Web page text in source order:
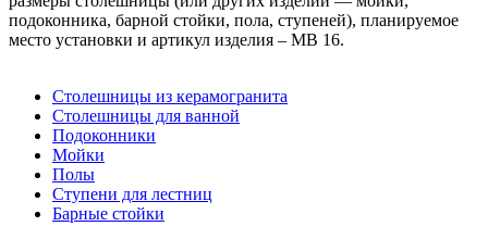
подоконника, барной стойки, пола, ступеней), планируемое
место установки и артикул изделия – MB 16.
Столешницы из керамогранита
Столешницы для ванной
Подоконники
Мойки
Полы
Ступени для лестниц
Барные стойки